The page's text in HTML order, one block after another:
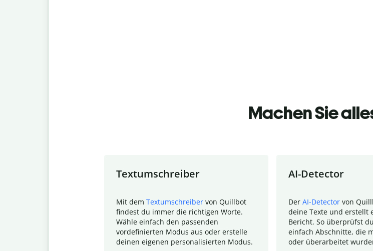
Machen Sie
Textumschreiber
Mit dem Textumschreiber von Quillbot
findest du immer die richtigen Worte.
Wähle einfach den passenden
vordefinierten Modus aus oder erstelle
deinen eigenen personalisierten Modus.
AI-Detector
Der AI-Detector von
deine Texte und erstellt
Bericht. So überprüfst
einfach Abschnitte, die
oder überarbeitet